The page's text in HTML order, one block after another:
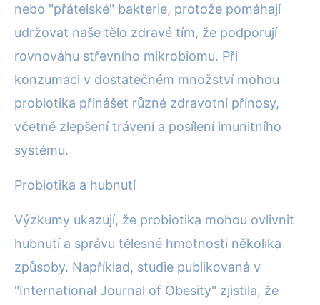
nebo "přátelské" bakterie, protože pomáhají
udržovat naše tělo zdravé tím, že podporují
rovnováhu střevního mikrobiomu. Při
konzumaci v dostatečném množství mohou
probiotika přinášet různé zdravotní přínosy,
včetně zlepšení trávení a posílení imunitního
systému.
Probiotika a hubnutí
Výzkumy ukazují, že probiotika mohou ovlivnit
hubnutí a správu tělesné hmotnosti několika
způsoby. Například, studie publikovaná v
"International Journal of Obesity" zjistila, že